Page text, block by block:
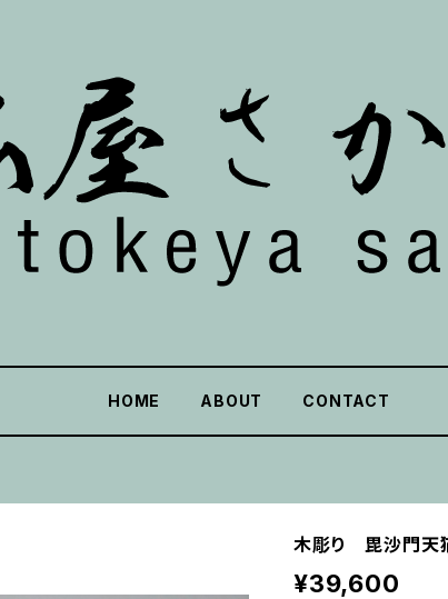
HOME ABOUT CONTACT
木彫り 毘沙門天
¥39,600